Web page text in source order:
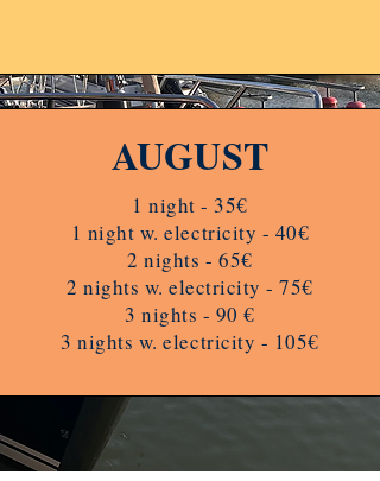
AUGUST
1 night - 35€
1 night w. electricity - 40€
2 nights - 65€
2 nights w. electricity - 75€
3 nights - 90 €
3 nights w. electricity - 105€